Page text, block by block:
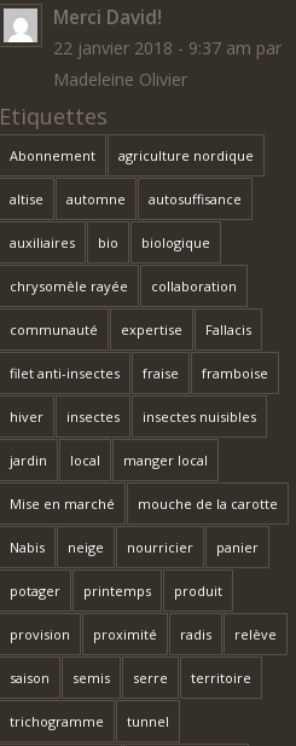
Merci David!
22 janvier 2018 - 9:37 am par
Madeleine Olivier
Etiquettes
Abonnement agriculture nordique
altise automne autosuffisance
auxiliaires bio biologique
chrysomèle rayée collaboration
communauté expertise Fallacis
filet anti-insectes fraise framboise
hiver insectes insectes nuisibles
jardin local manger local
Mise en marché mouche de la carotte
Nabis neige nourricier panier
potager printemps produit
provision proximité radis relève
saison semis serre territoire
trichogramme tunnel